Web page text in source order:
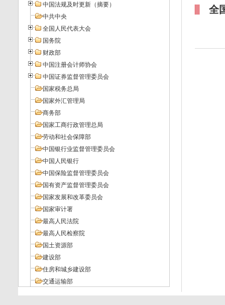
中国法规及时更新（摘要）
中共中央
全国人民代表大会
国务院
财政部
中国注册会计师协会
中国证券监督管理委员会
国家税务总局
国家外汇管理局
商务部
国家工商行政管理总局
劳动和社会保障部
中国银行业监督管理委员会
中国人民银行
中国保险监督管理委员会
国有资产监督管理委员会
国家发展和改革委员会
国家审计署
最高人民法院
最高人民检察院
国土资源部
建设部
住房和城乡建设部
交通运输部
全